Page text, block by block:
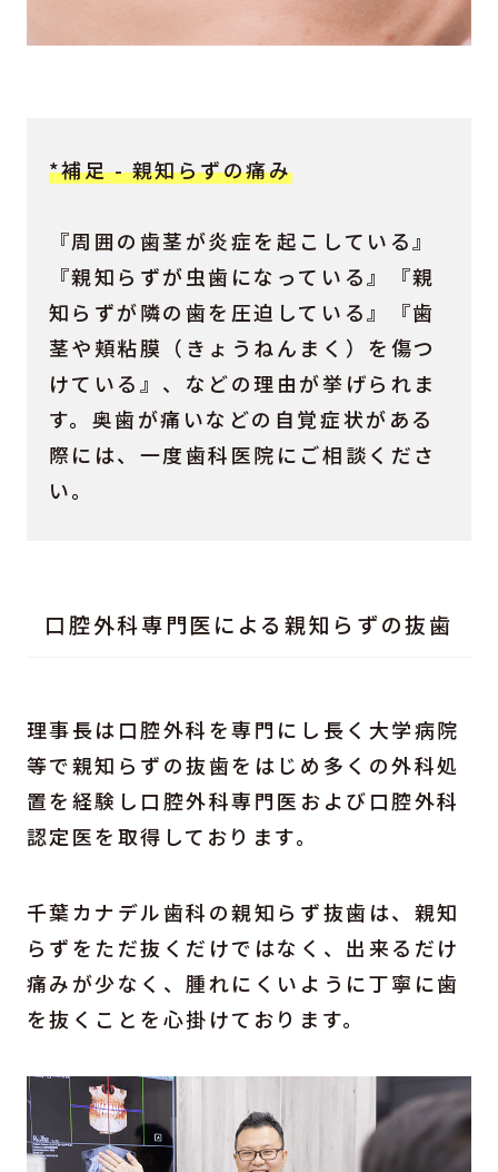
*補足 - 親知らずの痛み
『周囲の歯茎が炎症を起こしている』
『親知らずが虫歯になっている』『親
知らずが隣の歯を圧迫している』『歯
茎や頬粘膜（きょうねんまく）を傷つ
けている』、などの理由が挙げられま
す。奥歯が痛いなどの自覚症状がある
際には、一度歯科医院にご相談くださ
い。
口腔外科専門医による親知らずの抜歯
理事長は口腔外科を専門にし長く大学病院
等で親知らずの抜歯をはじめ多くの外科処
置を経験し口腔外科専門医および口腔外科
認定医を取得しております。
千葉カナデル歯科の親知らず抜歯は、親知
らずをただ抜くだけではなく、出来るだけ
痛みが少なく、腫れにくいように丁寧に歯
を抜くことを心掛けております。